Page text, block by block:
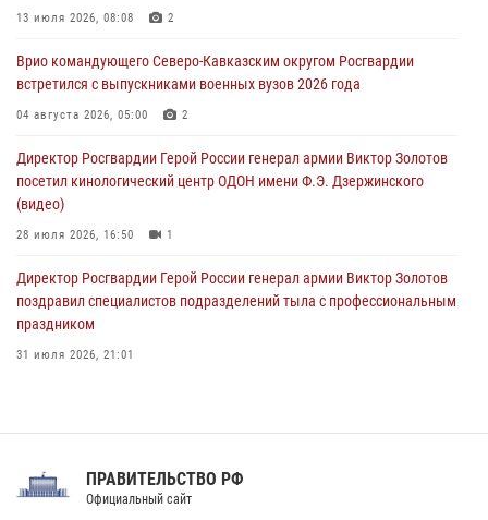
В Москве росгвардейцы оказали помощь медикам и девушке с
08 августа 2026, 06:32 1
Спецназ Росгвардии в Марий Эл почтил память товарища на
08 августа 2026, 06:15
13 июля 2026, 08:08 2
Врио командующего Северо-Кавказским округом Росгвардии
встретился с выпускниками военных вузов 2026 года
04 августа 2026, 05:00 2
Директор Росгвардии Герой России генерал армии Виктор Золотов
посетил кинологический центр ОДОН имени Ф.Э. Дзержинского
(видео)
28 июля 2026, 16:50 1
Директор Росгвардии Герой России генерал армии Виктор Золотов
поздравил специалистов подразделений тыла с профессиональным
праздником
31 июля 2026, 21:01
Праздник «Один день с Росгвардией» к 105-летию Центрального
ПРАВИТЕЛЬСТВО РФ
Официальный сайт